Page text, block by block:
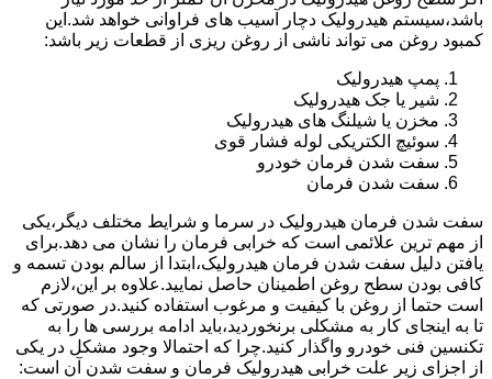
باشد،سیستم هیدرولیک دچار آسیب های فراوانی خواهد شد.این
کمبود روغن می تواند ناشی از روغن ریزی از قطعات زیر باشد:
پمپ هیدرولیک
شیر یا جک هیدرولیک
مخزن یا شیلنگ های هیدرولیک
سوئیچ الکتریکی لوله فشار قوی
سفت شدن فرمان خودرو
سفت شدن فرمان
سفت شدن فرمان هیدرولیک در سرما و شرایط مختلف دیگر،یکی
از مهم ترین علائمی است که خرابی فرمان را نشان می دهد.برای
یافتن دلیل سفت شدن فرمان هیدرولیک،ابتدا از سالم بودن تسمه و
کافی بودن سطح روغن اطمینان حاصل نمایید.علاوه بر این،لازم
است حتما از روغن با کیفیت و مرغوب استفاده کنید.در صورتی که
تا به اینجای کار به مشکلی برنخوردید،باید ادامه بررسی ها را به
تکنسین فنی خودرو واگذار کنید.چرا که احتمالا وجود مشکل در یکی
از اجزای زیر علت خرابی هیدرولیک فرمان و سفت شدن آن است: